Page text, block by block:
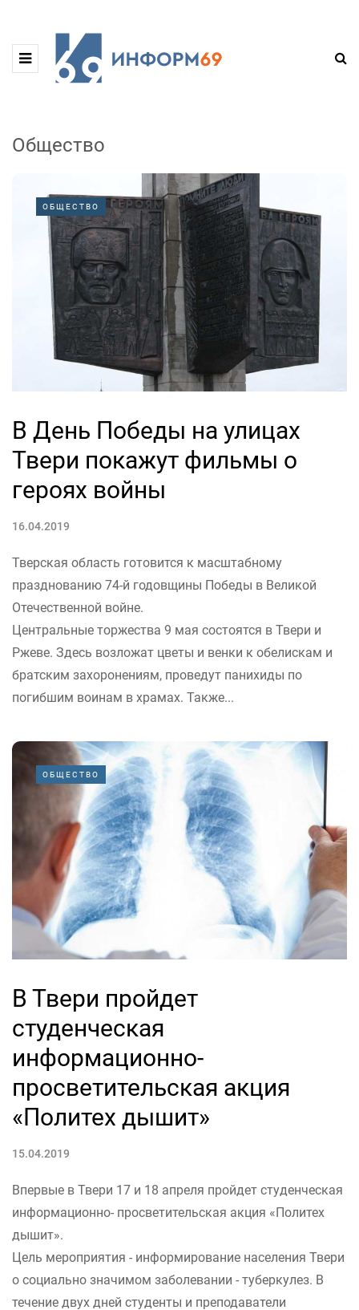
Общество
ОБЩЕСТВО
В День Победы на улицах
Твери покажут фильмы о
героях войны
16.04.2019
Тверская область готовится к масштабному
празднованию 74-й годовщины Победы в Великой
Отечественной войне.
Центральные торжества 9 мая состоятся в Твери и
Ржеве. Здесь возложат цветы и венки к обелискам и
братским захоронениям, проведут панихиды по
погибшим воинам в храмах. Также...
ОБЩЕСТВО
В Твери пройдет
студенческая
информационно-
просветительская акция
«Политех дышит»
15.04.2019
Впервые в Твери 17 и 18 апреля пройдет студенческая
информационно- просветительская акция «Политех
дышит».
Цель мероприятия - информирование населения Твери
о социально значимом заболевании - туберкулез. В
течение двух дней студенты и преподаватели